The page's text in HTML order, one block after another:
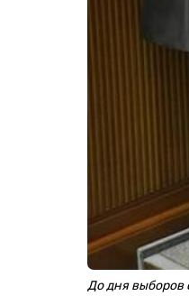
До дня выборов